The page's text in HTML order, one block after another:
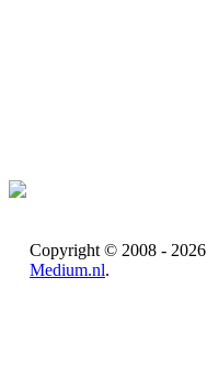
Copyright © 2008 - 2026
Medium.nl.